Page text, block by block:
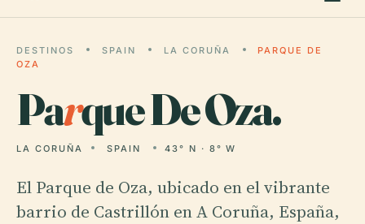
DESTINOS SPAIN LA CORUÑA
PARQUE DE
OZA
Parque De Oza.
LA CORUÑA SPAIN 43° N · 8° W
El Parque de Oza, ubicado en el vibrante
barrio de Castrillón en A Coruña, España,